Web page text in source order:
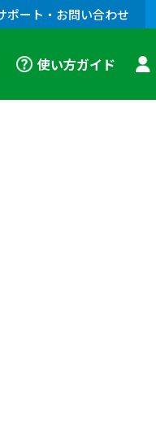
ポート・お問い合わせ
使い方ガイド